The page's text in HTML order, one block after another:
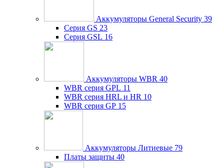
Аккумуляторы General Security 39
Серия GS 23
Серия GSL 16
Аккумуляторы WBR 40
WBR серия GPL 11
WBR серия HRL и HR 10
WBR серия GP 15
Аккумуляторы Литиевые 79
Платы защиты 40